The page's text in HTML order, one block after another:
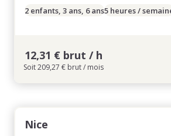
2 enfants, 3 ans, 6 ans5 heures /
12,31 € brut / h
Soit 209,27 € brut / mois
Nice